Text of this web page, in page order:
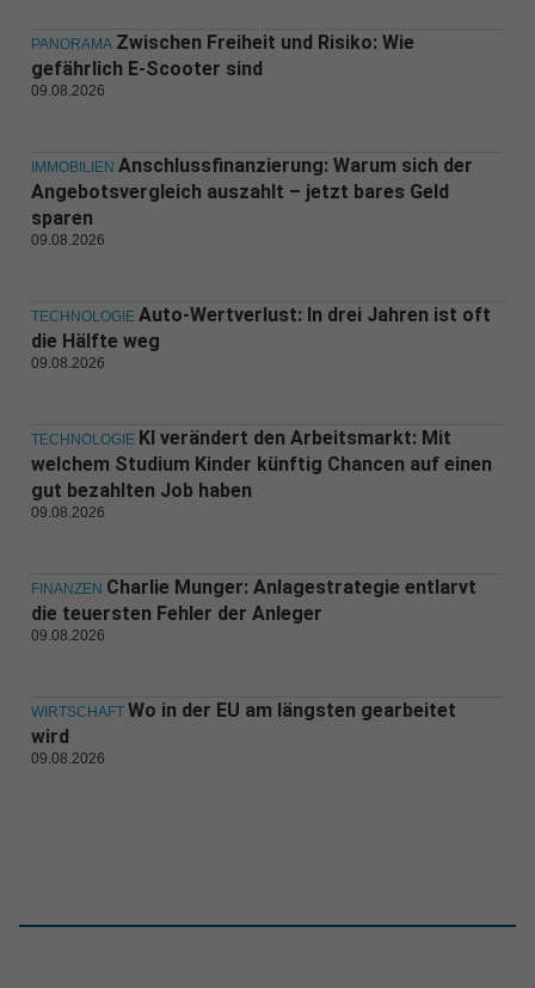
PANORAMA Zwischen Freiheit und Risiko: Wie
gefährlich E-Scooter sind
09.08.2026
IMMOBILIEN Anschlussfinanzierung: Warum sich der
Angebotsvergleich auszahlt – jetzt bares Geld
sparen
09.08.2026
TECHNOLOGIE Auto-Wertverlust: In drei Jahren ist oft
die Hälfte weg
09.08.2026
TECHNOLOGIE KI verändert den Arbeitsmarkt: Mit
welchem Studium Kinder künftig Chancen auf einen
gut bezahlten Job haben
09.08.2026
FINANZEN Charlie Munger: Anlagestrategie entlarvt
die teuersten Fehler der Anleger
09.08.2026
WIRTSCHAFT Wo in der EU am längsten gearbeitet
wird
09.08.2026